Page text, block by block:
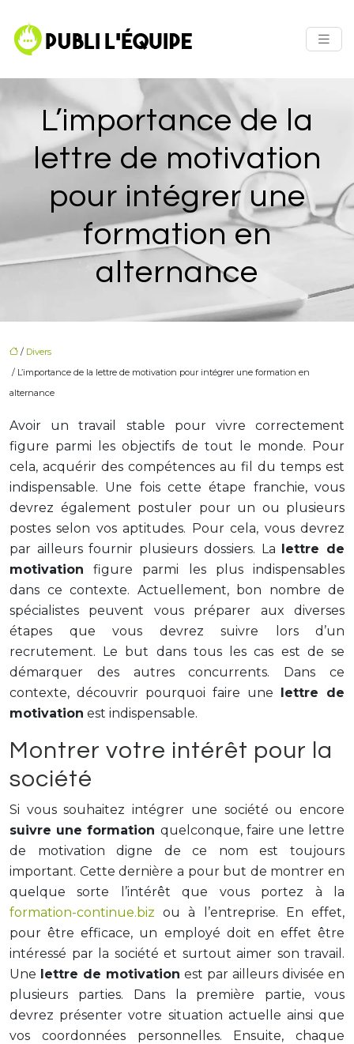
L’importance de la
lettre de motivation
pour intégrer une
formation en
alternance
/ Divers
/ L’importance de la lettre de motivation pour intégrer une formation en
alternance
Avoir un travail stable pour vivre correctement
figure parmi les objectifs de tout le monde. Pour
cela, acquérir des compétences au fil du temps est
indispensable. Une fois cette étape franchie, vous
devrez également postuler pour un ou plusieurs
postes selon vos aptitudes. Pour cela, vous devrez
par ailleurs fournir plusieurs dossiers. La lettre de
motivation figure parmi les plus indispensables
dans ce contexte. Actuellement, bon nombre de
spécialistes peuvent vous préparer aux diverses
étapes que vous devrez suivre lors d’un
recrutement. Le but dans tous les cas est de se
démarquer des autres concurrents. Dans ce
contexte, découvrir pourquoi faire une lettre de
motivation est indispensable.
Montrer votre intérêt pour la
société
Si vous souhaitez intégrer une société ou encore
suivre une formation quelconque, faire une lettre
de motivation digne de ce nom est toujours
important. Cette dernière a pour but de montrer en
quelque sorte l’intérêt que vous portez à la
formation-continue.biz ou à l’entreprise. En effet,
pour être efficace, un employé doit en effet être
intéressé par la société et surtout aimer son travail.
Une lettre de motivation est par ailleurs divisée en
plusieurs parties. Dans la première partie, vous
devrez présenter votre situation actuelle ainsi que
vos coordonnées personnelles. Ensuite, chaque